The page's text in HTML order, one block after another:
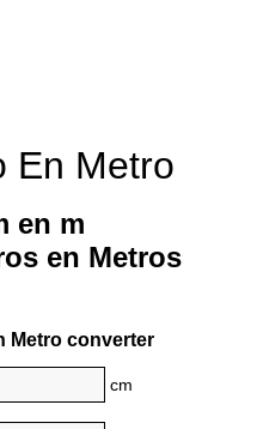
En Metro
en m
en Metros
Metro converter
cm